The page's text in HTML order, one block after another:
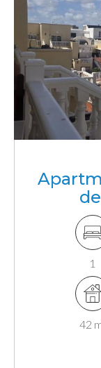
1
42